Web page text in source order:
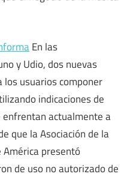
En las
y Udio, dos nuevas
usuarios componer
indicaciones de
actualmente a
que la Asociación de la
América presentó
de uso no autorizado de